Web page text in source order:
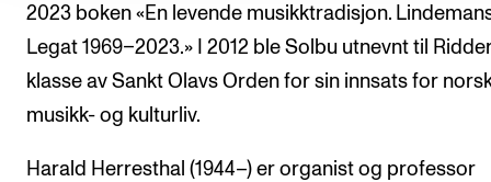
2023 boken «En levende musikktradisjon.
Legat 1969–2023.» I 2012 ble Solbu utnevnt til Ridder
klasse av Sankt Olavs Orden for sin innsats for
musikk- og kulturliv.
Harald Herresthal (1944–) er organist og professor